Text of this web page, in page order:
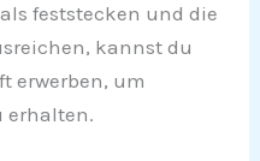
feststecken und die
kannst du
erwerben, um
erhalten.